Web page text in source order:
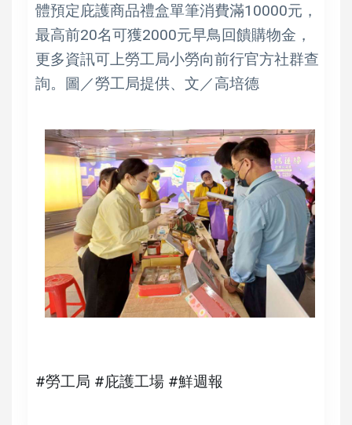
體預定庇護商品禮盒單筆消費滿10000元，
最高前20名可獲2000元早鳥回饋購物金，
更多資訊可上勞工局小勞向前行官方社群查
詢。圖／勞工局提供、文／高培德
#勞工局 #庇護工場 #鮮週報